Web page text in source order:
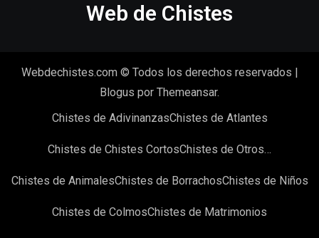
Web de Chistes
Webdechistes.com © Todos los derechos reservados
Blogus por Themeansar.
Chistes de AdivinanzasChistes de Atlantes
Chistes de Chistes CortosChistes de Otros…
Chistes de AnimalesChistes de BorrachosChistes de Niños
Chistes de ColmosChistes de Matrimonios